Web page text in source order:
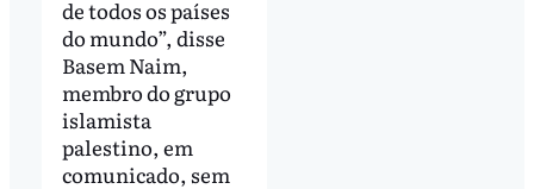
de todos os países
do mundo”, disse
Basem Naim,
membro do grupo
islamista
palestino, em
comunicado, sem